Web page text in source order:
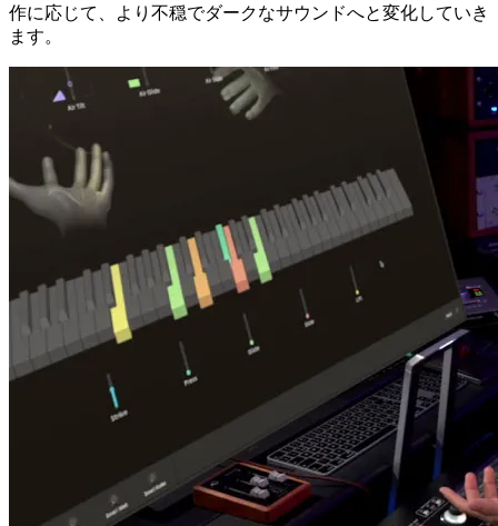
作に応じて、より不穏でダークなサウンドへと変化していき
ます。